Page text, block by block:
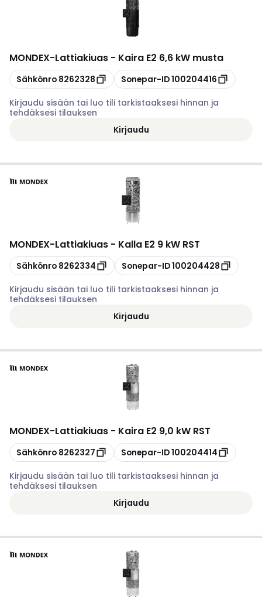
MONDEX-Lattiakiuas - Kaira E2 6,6 kW musta
Kopioi
Sähkönro 8262328 Kopioi
Sonepar-ID100204416
Kirjaudu sisään tai luo tili tarkistaaksesi hinnan ja
tehdäksesi tilauksen
Kirjaudu
MONDEX-Lattiakiuas - Kalla E2 9 kW RST
Kopioi
Sähkönro 8262334 Kopioi
Sonepar-ID100204428
Kirjaudu sisään tai luo tili tarkistaaksesi hinnan ja
tehdäksesi tilauksen
Kirjaudu
MONDEX-Lattiakiuas - Kaira E2 9,0 kW RST
Kopioi
Sähkönro 8262327 Kopioi
Sonepar-ID100204414
Kirjaudu sisään tai luo tili tarkistaaksesi hinnan ja
tehdäksesi tilauksen
Kirjaudu